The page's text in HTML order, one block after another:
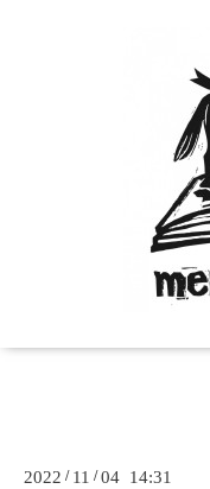
2022 / 11 /04 14:31